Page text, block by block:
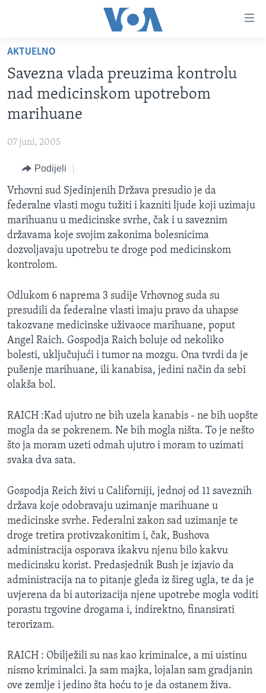
glavni
sadržaj
na
glavnu
Idi
pretragu
VIDEO
FOTOGRAFIJE DANA
SJEDINJENE AMERIČKE DRŽAVE
BOSNA I HERCEGOVINA
SVIJET
NAUKA I TEHNOLOGIJA
SPECIJALNI PROJEKTI
KORUPCIJA
SLOBODA MEDIJA
ŽENSKA STRANA
IZBJEGLIČKA STRANA
O GLASU AMERIKE
Learning English
PRATITE NAS
Jezici
AKTUELNO
Savezna vlada preuzima kontrolu
nad medicinskom upotrebom
marihuane
07 juni, 2005
Podijeli
Vrhovni sud Sjedinjenih Država presudio je da
federalne vlasti mogu tužiti i kazniti ljude koji uzimaju
marihuanu u medicinske svrhe, čak i u saveznim
državama koje svojim zakonima bolesnicima
dozvoljavaju upotrebu te droge pod medicinskom
kontrolom.
Odlukom 6 naprema 3 sudije Vrhovnog suda su
presudili da federalne vlasti imaju pravo da uhapse
takozvane medicinske uživaoce marihuane, poput
Angel Raich. Gospodja Raich boluje od nekoliko
bolesti, uključujući i tumor na mozgu. Ona tvrdi da je
pušenje marihuane, ili kanabisa, jedini način da sebi
olakša bol.
RAICH :Kad ujutro ne bih uzela kanabis - ne bih uopšte
mogla da se pokrenem. Ne bih mogla ništa. To je nešto
što ja moram uzeti odmah ujutro i moram to uzimati
svaka dva sata.
Gospodja Reich živi u Californiji, jednoj od 11 saveznih
država koje odobravaju uzimanje marihuane u
medicinske svrhe. Federalni zakon sad uzimanje te
droge tretira protivzakonitim i, čak, Bushova
administracija osporava ikakvu njenu bilo kakvu
medicinsku korist. Predasjednik Bush je izjavio da
administracija na to pitanje gleda iz šireg ugla, te da je
uvjerena da bi autorizacija njene upotrebe mogla voditi
porastu trgovine drogama i, indirektno, finansirati
terorizam.
RAICH : Obilježili su nas kao kriminalce, a mi uistinu
nismo kriminalci. Ja sam majka, lojalan sam gradjanin
ove zemlje i jedino šta hoću to je da ostanem živa.